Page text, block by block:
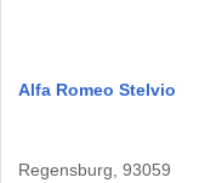
Alfa Romeo Stelvio
Regensburg, 93059